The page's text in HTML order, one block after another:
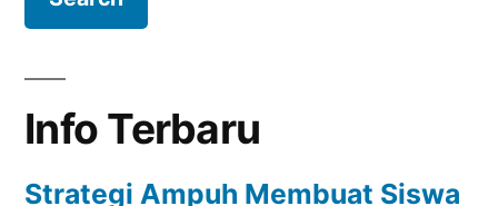
Info Terbaru
Strategi Ampuh Membuat Siswa